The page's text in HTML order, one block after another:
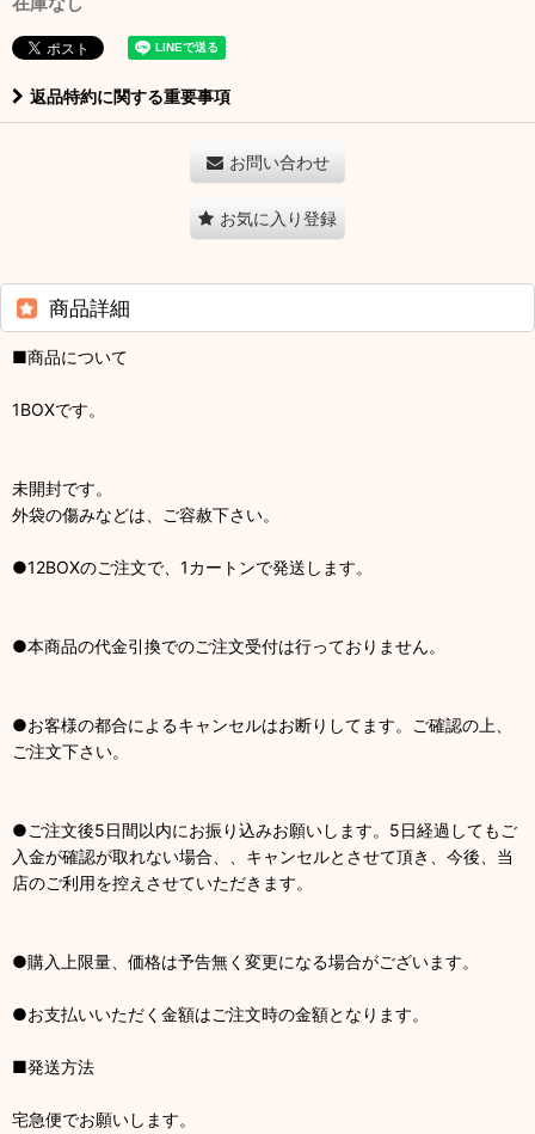
返品特約に関する重要事項
お問い合わせ
お気に入り登録
商品詳細
■商品について
1BOXです。
未開封です。
外袋の傷みなどは、ご容赦下さい。
●12BOXのご注文で、1カートンで発送します。
●本商品の代金引換でのご注文受付は行っておりません。
●お客様の都合によるキャンセルはお断りしてます。ご確認の上、
ご注文下さい。
●ご注文後5日間以内にお振り込みお願いします。5日経過してもご
入金が確認が取れない場合、、キャンセルとさせて頂き、今後、当
店のご利用を控えさせていただきます。
●購入上限量、価格は予告無く変更になる場合がございます。
●お支払いいただく金額はご注文時の金額となります。
■発送方法
宅急便でお願いします。